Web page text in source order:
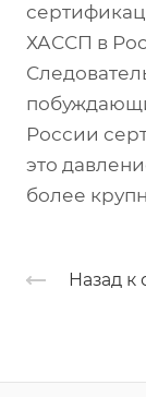
ХАССП в
России
это
более
Назад к